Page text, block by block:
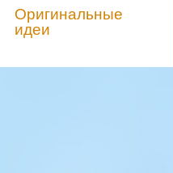
Оригинальные
идеи